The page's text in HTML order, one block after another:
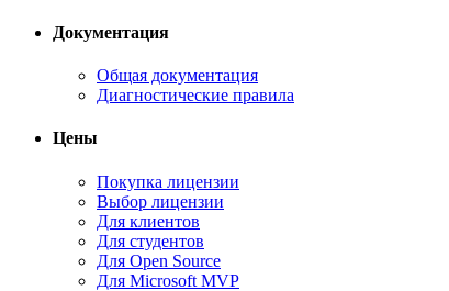
Документация
Общая документация
Диагностические правила
Цены
Покупка лицензии
Выбор лицензии
Для клиентов
Для студентов
Для Open Source
Для Microsoft MVP